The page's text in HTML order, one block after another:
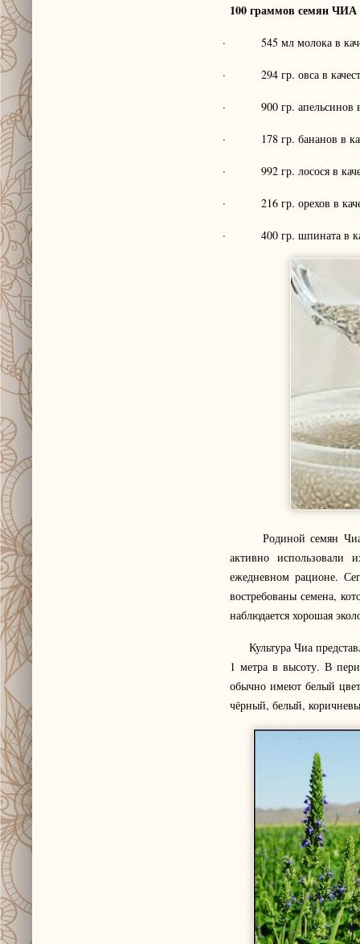
100 граммов семян ЧИА
· 545 мл молока в
· 294 гр. овса в
· 900 гр. апельсинов в
· 178 гр. бананов в
· 992 гр. лосося в
· 216 гр. орехов в
· 400 гр. шпината в
Родиной семян Чиа
активно использовали
ежедневном рационе.
востребованы семена,
наблюдается хорошая
Культура Чиа
1 метра в высоту. В
обычно имеют белый
чёрный, белый,